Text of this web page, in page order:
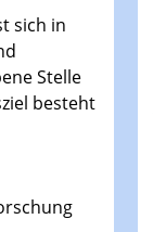
sich in
Stelle
besteht